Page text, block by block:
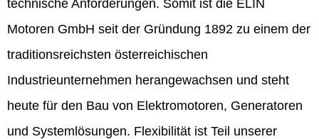
technische Anforderungen. Somit ist die ELIN
Motoren GmbH seit der Gründung 1892 zu einem der
traditionsreichsten österreichischen
Industrieunternehmen herangewachsen und steht
heute für den Bau von Elektromotoren, Generatoren
und Systemlösungen. Flexibilität ist Teil unserer